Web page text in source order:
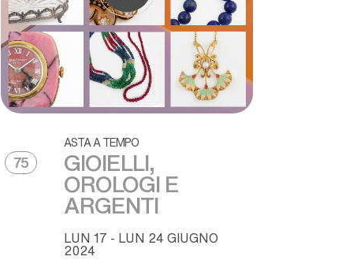
75
ASTA A TEMPO
GIOIELLI,
OROLOGI E
ARGENTI
LUN 17 - LUN 24 GIUGNO
2024